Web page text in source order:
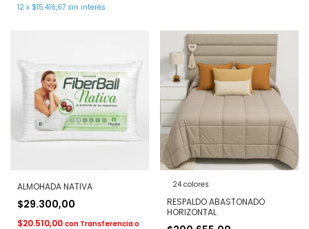
12 x $15.416,67 sin interés
ALMOHADA NATIVA
$29.300,00
$20.510,00 con Transferencia o
24 colores
RESPALDO ABASTONADO
HORIZONTAL